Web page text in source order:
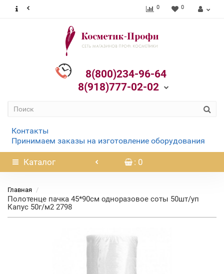
0 0
8(800)234-96-64
8(918)777-02-02
Контакты
Принимаем заказы на изготовление оборудования
Каталог : 0
Главная
Полотенце пачка 45*90см одноразовое соты 50шт/уп
Капус 50г/м2 2798